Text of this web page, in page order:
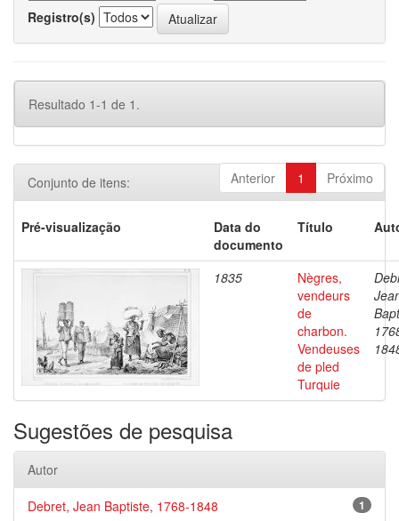
Registro(s)
Resultado 1-1 de 1.
Anterior 1 Próximo
Conjunto de itens:
Pré-visualização
Data do
documento
Título
1835
Nègres,
vendeurs
de
charbon.
Vendeuses
de pled
Turquie
Sugestões de pesquisa
Autor
1
Debret, Jean Baptiste, 1768-1848